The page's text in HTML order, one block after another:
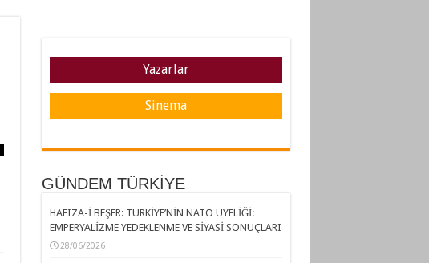
Yazarlar
Sinema
GÜNDEM TÜRKİYE
HAFIZA-İ BEŞER: TÜRKİYE’NİN NATO ÜYELİĞİ:
EMPERYALİZME YEDEKLENME VE SİYASİ SONUÇLARI
28/06/2026